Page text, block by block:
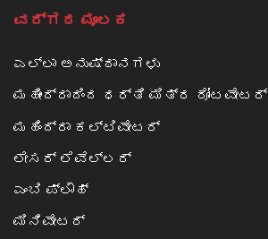
ವರ್ಗದ ಮೂಲಕ
ಎಲ್ಲಾ ಅನುಷ್ಠಾನಗಳು
ಮಹೀಂದ್ರಾದಿಂದ ಧರ್ತಿ ಮಿತ್ರ ರೋಟವೇಟರ್
ಮಹಿಂದ್ರಾ ಕಲ್ಟಿವೇಟರ್
ಲೇಸರ್ ಲೆವೆಲ್ಲರ್
ಎಂಬಿ ಪ್ಲೌಹ್
ಮಿನಿವೇಟರ್